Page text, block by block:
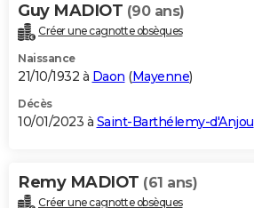
Guy MADIOT (90 ans)
Créer une cagnotte obsèques
Naissance
21/10/1932 à Daon (Mayenne)
Décès
10/01/2023 à Saint-Barthélemy-d'Anjou
Remy MADIOT (61 ans)
Créer une cagnotte obsèques